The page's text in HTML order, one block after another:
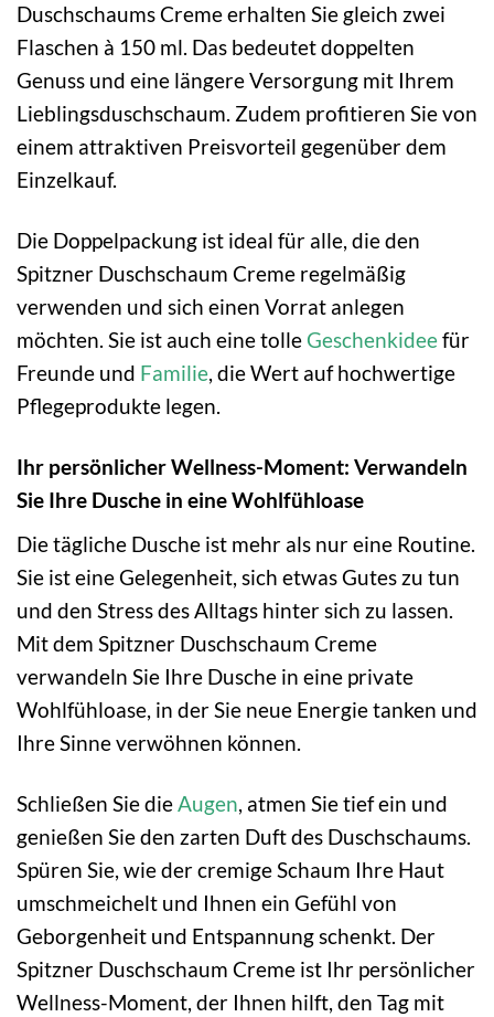
Duschschaums Creme erhalten Sie gleich zwei
Flaschen à 150 ml. Das bedeutet doppelten
Genuss und eine längere Versorgung mit Ihrem
Lieblingsduschschaum. Zudem profitieren Sie von
einem attraktiven Preisvorteil gegenüber dem
Einzelkauf.
Die Doppelpackung ist ideal für alle, die den
Spitzner Duschschaum Creme regelmäßig
verwenden und sich einen Vorrat anlegen
möchten. Sie ist auch eine tolle Geschenkideefür
Freunde und Familie, die Wert auf hochwertige
Pflegeprodukte legen.
Ihr persönlicher Wellness-Moment: Verwandeln
Sie Ihre Dusche in eine Wohlfühloase
Die tägliche Dusche ist mehr als nur eine Routine.
Sie ist eine Gelegenheit, sich etwas Gutes zu tun
und den Stress des Alltags hinter sich zu lassen.
Mit dem Spitzner Duschschaum Creme
verwandeln Sie Ihre Dusche in eine private
Wohlfühloase, in der Sie neue Energie tanken und
Ihre Sinne verwöhnen können.
Schließen Sie die Augen , atmen Sie tief ein und
genießen Sie den zarten Duft des Duschschaums.
Spüren Sie, wie der cremige Schaum Ihre Haut
umschmeichelt und Ihnen ein Gefühl von
Geborgenheit und Entspannung schenkt. Der
Spitzner Duschschaum Creme ist Ihr persönlicher
Wellness-Moment, der Ihnen hilft, den Tag mit